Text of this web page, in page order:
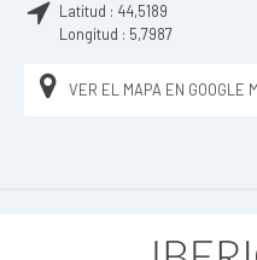
Latitud : 44,5189
Longitud : 5,7987
VER EL MAPA EN GOOGLE